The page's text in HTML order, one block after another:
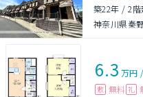
築22年 /2階
神奈川県秦
6.3 万円
敷 無料 礼